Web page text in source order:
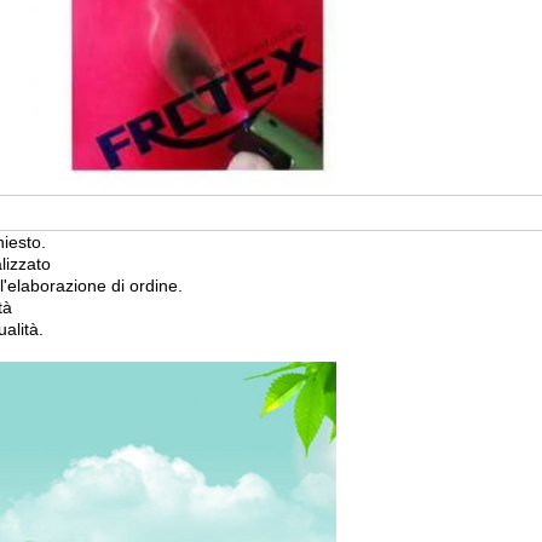
di ordine.